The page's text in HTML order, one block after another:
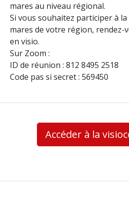
mares au niveau régional.
Si vous souhaitez participer à la
mares de votre région, rendez-
en visio.
Sur Zoom :
ID de réunion : 812 8495 2518
Code pas si secret : 569450
Accéder à la